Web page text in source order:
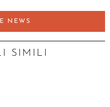
NEWS
SIMILI